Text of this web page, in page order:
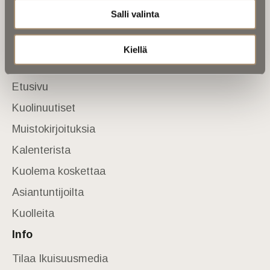
Salli valinta
Kiellä
Anna palautetta
Sivusto
Etusivu
Kuolinuutiset
Muistokirjoituksia
Kalenterista
Kuolema koskettaa
Asiantuntijoilta
Kuolleita
Info
Tilaa Ikuisuusmedia